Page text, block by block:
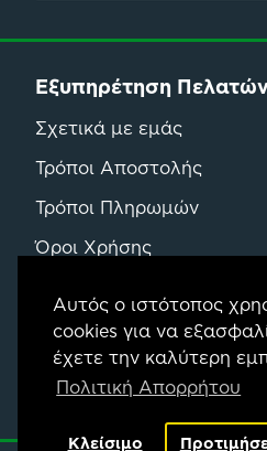
Αυτός ο ιστότοπος
cookies για να
έχετε την καλύτερη
Πολιτική Απορρήτου
Κλείσιμο
Εξυπηρέτηση
Σχετικά με εμάς
Τρόποι Αποστολής
Τρόποι Πληρωμών
Όροι Χρήσης